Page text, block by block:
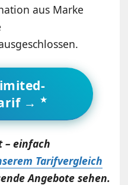
aus Marke
→
– einfach
Tarifvergleich
Angebote sehen.